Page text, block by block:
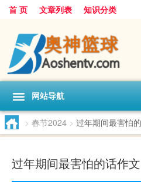
首 页 文章列表 知识分类
网站导航
> 春节2024 > 过年期间最害怕
过年期间最害怕的话作文